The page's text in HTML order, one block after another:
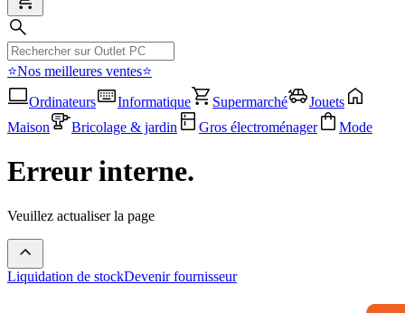
⭐Nos meilleures ventes⭐
Ordinateurs
Informatique Supermarché
Jouets
Maison
Bricolage & jardin Gros électroménager Mode
Erreur interne.
Veuillez actualiser la page
Liquidation de stockDevenir fournisseur